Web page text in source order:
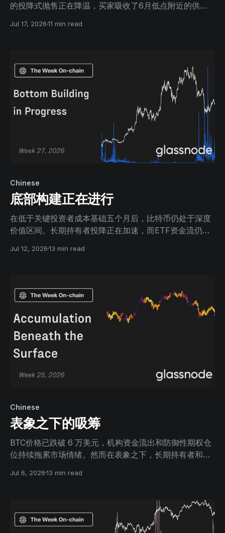
的投降式抛售正在降温，买家吸收了6月低点附近的供
Jul 17, 202611 min read
Chinese
底部构建正在进行
在低于关键投资者成本基础五个月后，比特币仍处于深度
价值区间。长期持有者投降正在加速，而ETF资金流仍为
倾斜。筑底过程正在推进，但尚未完成。
Jul 12, 202613 min read
Chinese
表象之下的吸筹
BTC价格已跌破 6 万美元，机构资金流出和防御性期权仓
位持续拖累市场情绪。然而在表象之下，长期持有者和耐
Jul 6, 202613 min read